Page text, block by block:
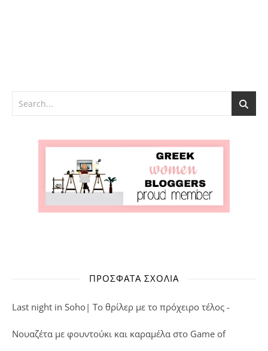
ΠΡΌΣΦΑΤΑ ΣΧΌΛΙΑ
Last night in Soho| Το θρίλερ με το πρόχειρο τέλος -
Νουαζέτα με φουντούκι και καραμέλα στο Game of